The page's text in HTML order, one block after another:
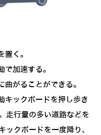
置く。
加速する。
がることができる。
キックボードを押し歩き
走行量の多い道路などを
ックボードを一度降り、